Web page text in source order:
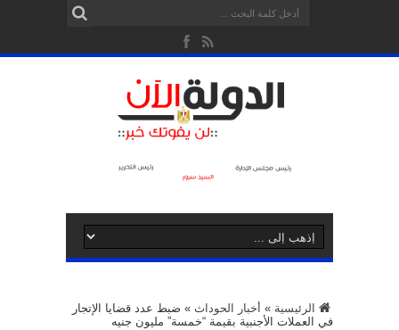
الرئيسية » أخبار الحوداث » ضبط عدد قضايا الإتجار
في العملات الأجنبية بقيمة “خمسة” مليون جنيه